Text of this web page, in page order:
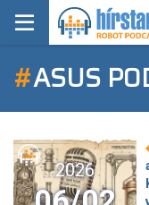
KEZDŐLAP
FRISS HÍREK
TECH HÍREK
#ASUS
2026